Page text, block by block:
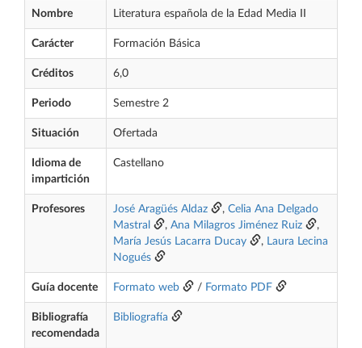
Nombre Literatura española de la Edad Media II
Carácter Formación Básica
Créditos 6,0
Periodo Semestre 2
Situación Ofertada
Idioma de
impartición
Castellano
Profesores José Aragüés Aldaz , Celia Ana Delgado
Mastral
, Ana Milagros Jiménez Ruiz
,
María Jesús Lacarra Ducay
, Laura Lecina
Nogués
Guía docente Formato web / Formato PDF
Bibliografía
recomendada
Bibliografía